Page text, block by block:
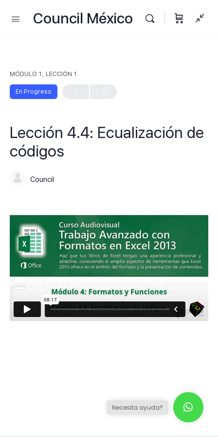
Council México
MÓDULO 1, LECCIÓN 1
En Progreso
Lección 4.4: Ecualización de
códigos
Council
Necesita ayuda?